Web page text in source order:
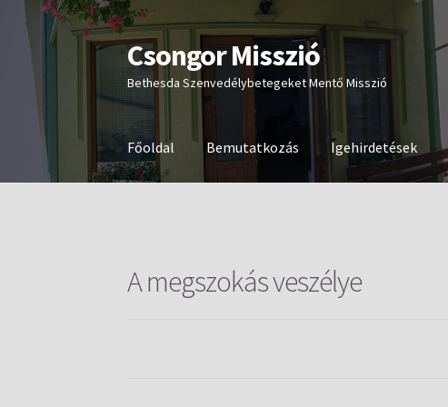
Ugrás
a
navigációhoz
Kilépés
a
tartalomba
Csongor Misszió
Bethesda Szenvedélybetegeket Mentő Misszió
Főoldal Bemutatkozás Igehirdetések
A megszokás veszélye